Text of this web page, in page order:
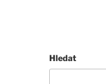
Hledat